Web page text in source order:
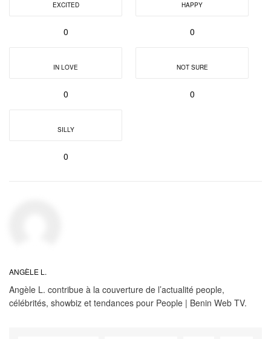
EXCITED
0
HAPPY
0
IN LOVE
0
NOT SURE
0
SILLY
0
ANGÈLE L.
Angèle L. contribue à la couverture de l’actualité people,
célébrités, showbiz et tendances pour People | Benin Web TV.